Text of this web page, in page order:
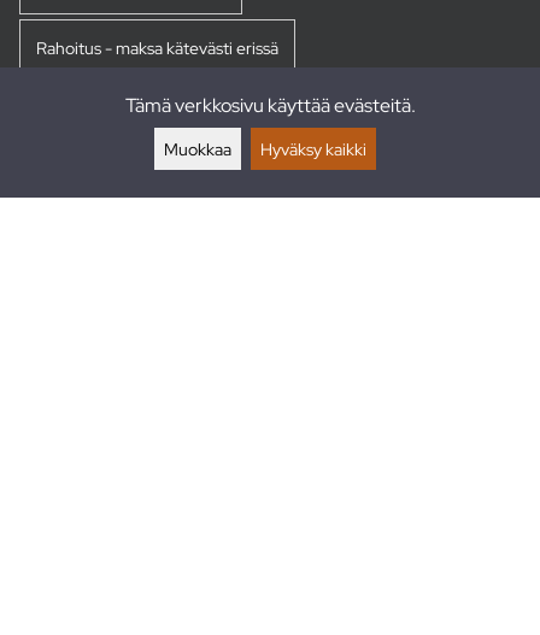
Rahoitus - maksa kätevästi erissä
Tämä verkkosivu käyttää evästeitä.
Muokkaa Hyväksy kaikki